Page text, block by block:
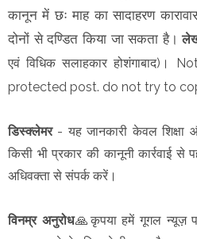
कानून में छः माह का सादाहरण
दोनों से दण्डित किया जा सकता है।
एवं विधिक सलाहकार होशंगाबाद)।
protected post. do not try to
डिस्क्लेमर - यह जानकारी केवल
किसी भी प्रकार की कानूनी कार्रवाई से
अधिवक्ता से संपर्क करें।
विनम्र अनुरोध🙏कृपया हमें गूगल न्यूज़